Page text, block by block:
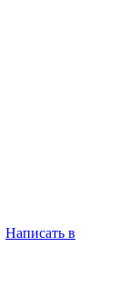
Написать в